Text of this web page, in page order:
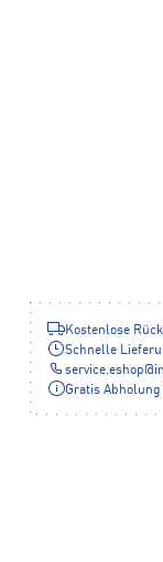
Kostenlose
Schnelle
service.eshop@
Gratis